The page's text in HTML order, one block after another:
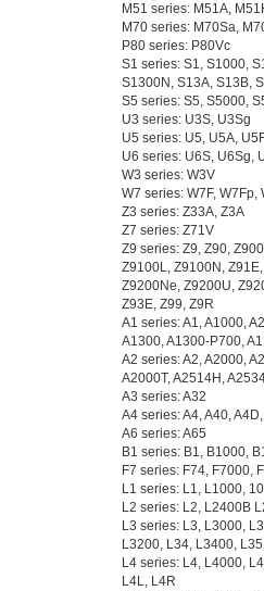
M51 series: M51A,
M70 series: M70Sa,
P80 series: P80Vc
S1 series: S1, S1000,
S1300N, S13A, S13B,
S5 series: S5, S5000,
U3 series: U3S, U3Sg
U5 series: U5, U5A,
U6 series: U6S, U6Sg,
W3 series: W3V
W7 series: W7F, W7Fp,
Z3 series: Z33A, Z3A
Z7 series: Z71V
Z9 series: Z9, Z90,
Z9100L, Z9100N,
Z9200Ne, Z9200U,
Z93E, Z99, Z9R
A1 series: A1, A1000,
A1300, A1300-P700,
A2 series: A2, A2000,
A2000T, A2514H,
A3 series: A32
A4 series: A4, A40,
A6 series: A65
B1 series: B1, B1000,
F7 series: F74, F7000,
L1 series: L1, L1000,
L2 series: L2, L2400B
L3 series: L3, L3000,
L3200, L34, L3400,
L4 series: L4, L4000,
L4L, L4R